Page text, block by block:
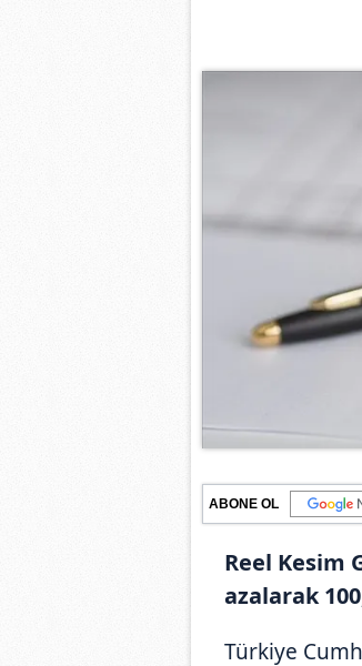
ABONE OL
Reel Kesim
azalarak
Türkiye